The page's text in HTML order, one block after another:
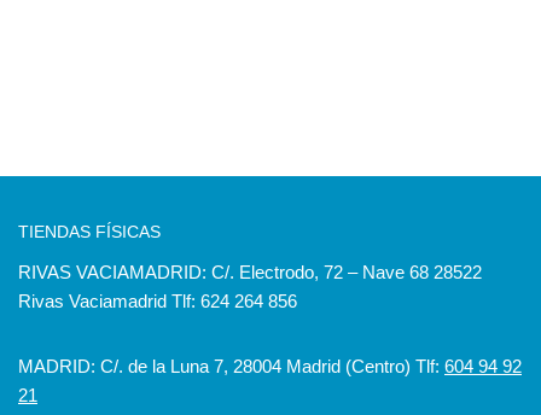
TIENDAS FÍSICAS
RIVAS VACIAMADRID: C/. Electrodo, 72 – Nave 68 28522
Rivas Vaciamadrid Tlf: 624 264 856
MADRID: C/. de la Luna 7, 28004 Madrid (Centro) Tlf: 604 94 92
21